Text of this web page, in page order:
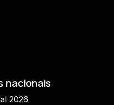
nacionais
2026